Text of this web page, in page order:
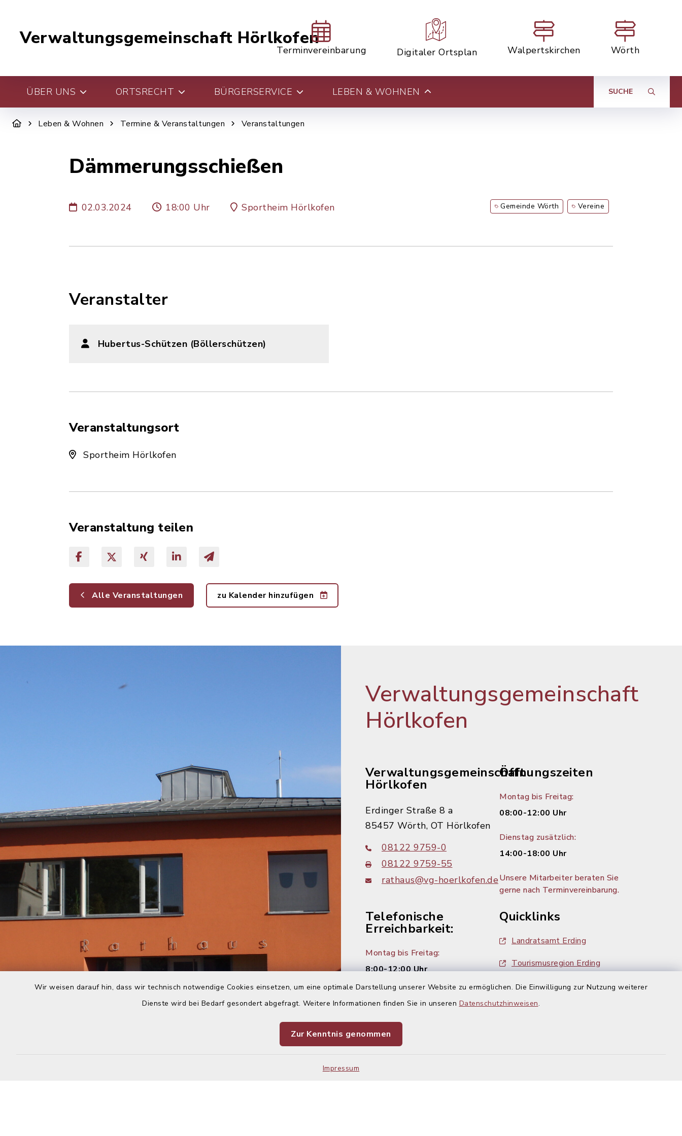
Wir weisen darauf hin, dass wir technisch notwendige Cookies einsetzen, um eine optimale Darstellung unserer Website zu ermöglichen. Die Einwilligung zur Nutzung weiterer
Dienste wird bei Bedarf gesondert abgefragt. Weitere Informationen finden Sie in unseren Datenschutzhinweisen.
Zur Kenntnis genommen
Impressum
Verwaltungsgemeinschaft Hörlkofen
Terminvereinbarung Digitaler Ortsplan Walpertskirchen Wörth
ÜBER UNS ORTSRECHT BÜRGERSERVICE LEBEN & WOHNEN SUCHE
Leben & Wohnen Termine & Veranstaltungen Veranstaltungen
Dämmerungsschießen
02.03.2024 18:00 Uhr Sportheim Hörlkofen Gemeinde Wörth Vereine
Veranstalter
Hubertus-Schützen (Böllerschützen)
Veranstaltungsort
Sportheim Hörlkofen
Veranstaltung teilen
Alle Veranstaltungen zu Kalender hinzufügen
Verwaltungsgemeinschaft
Hörlkofen
Verwaltungsgemeinschaft
Hörlkofen
Erdinger Straße 8 a
85457 Wörth, OT Hörlkofen
08122 9759-0
08122 9759-55
rathaus@vg-hoerlkofen.de
Öffnungszeiten
Montag bis Freitag:
08:00-12:00 Uhr
Dienstag zusätzlich:
14:00-18:00 Uhr
Unsere Mitarbeiter beraten Sie
gerne nach Terminvereinbarung.
Telefonische
Erreichbarkeit:
Montag bis Freitag:
8:00-12:00 Uhr
Montag und Donnerstag:
Dienstag:
Quicklinks
Landratsamt Erding
Tourismusregion Erding
Ausschreibungen